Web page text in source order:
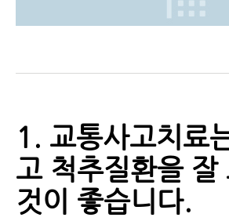
교통사고 한방치료 (
자동차사고병원 잘 고
1. 교통사고치료
고 척추질환을
것이 좋습니다.